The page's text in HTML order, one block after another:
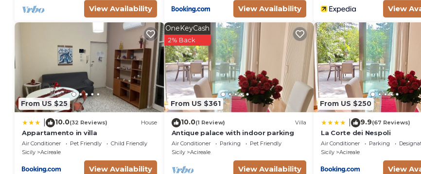
View Availability View Availability View
From US $25
10.0(32 Reviews) House
Appartamento in villa
Air Conditioner Pet Friendly
Child Friendly
Sicily
Acireale
View Availability
From US $361
OneKeyCash
2% Back
10.0(1 Review) Villa
Antique palace with indoor parking
Air Conditioner Parking
Pet Friendly
Sicily
Acireale
View Availability
From US $250
9.9(67 Reviews)
La Corte dei Nespoli
Air Conditioner Parking
Sicily
Acireale
View